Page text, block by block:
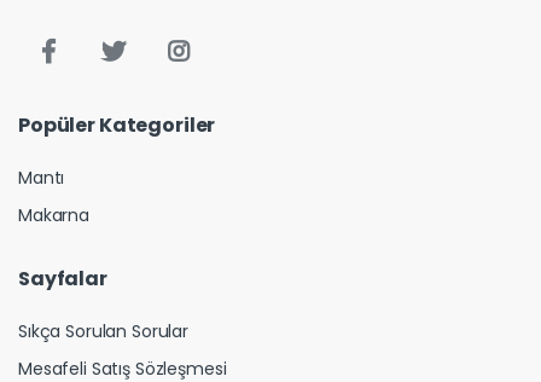
Popüler Kategoriler
Mantı
Makarna
Sayfalar
Sıkça Sorulan Sorular
Mesafeli Satış Sözleşmesi